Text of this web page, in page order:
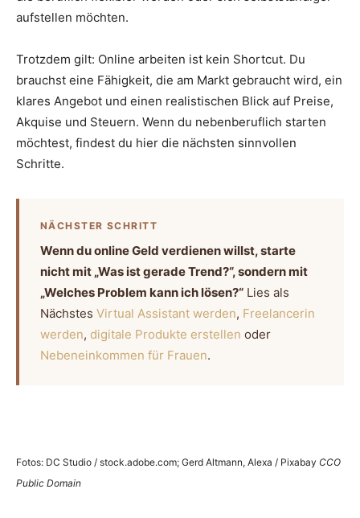
aufstellen möchten.
Trotzdem gilt: Online arbeiten ist kein Shortcut. Du
brauchst eine Fähigkeit, die am Markt gebraucht wird, ein
klares Angebot und einen realistischen Blick auf Preise,
Akquise und Steuern. Wenn du nebenberuflich starten
möchtest, findest du hier die nächsten sinnvollen
Schritte.
NÄCHSTER SCHRITT
Wenn du online Geld verdienen willst, starte
nicht mit „Was ist gerade Trend?“, sondern mit
„Welches Problem kann ich lösen?“ Lies als
Nächstes Virtual Assistant werden, Freelancerin
werden, digitale Produkte erstellen oder
Nebeneinkommen für Frauen.
Fotos: DC Studio / stock.adobe.com; Gerd Altmann, Alexa / Pixabay CCO
Public Domain